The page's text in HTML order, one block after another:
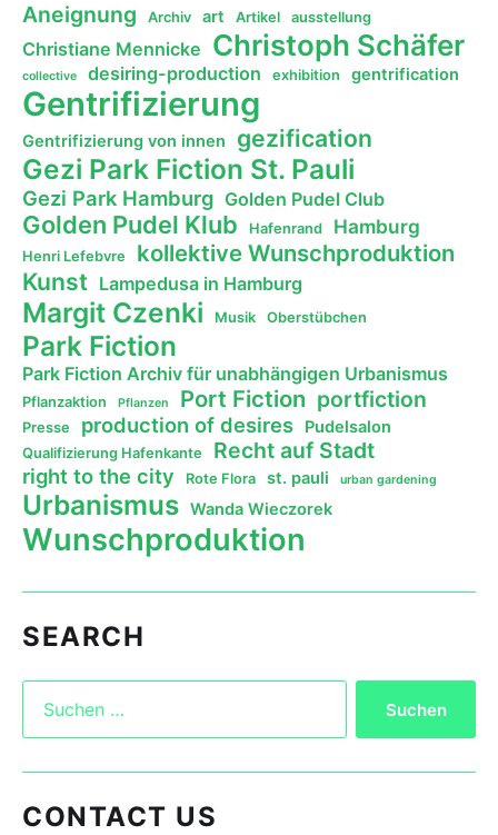
Aneignung Archiv art Artikel ausstellung
Christiane Mennicke Christoph Schäfer
collective desiring-production exhibition gentrification
Gentrifizierung
Gentrifizierung von innen gezification
Gezi Park Fiction St. Pauli
Gezi Park Hamburg Golden Pudel Club
Golden Pudel Klub Hafenrand Hamburg
Henri Lefebvre kollektive Wunschproduktion
Kunst Lampedusa in Hamburg
Margit Czenki Musik Oberstübchen
Park Fiction
Park Fiction Archiv für unabhängigen Urbanismus
Pflanzaktion Pflanzen Port Fiction portfiction
Presse production of desires Pudelsalon
Qualifizierung Hafenkante Recht auf Stadt
right to the city Rote Flora st. pauli urban gardening
Urbanismus Wanda Wieczorek
Wunschproduktion
SEARCH
CONTACT US